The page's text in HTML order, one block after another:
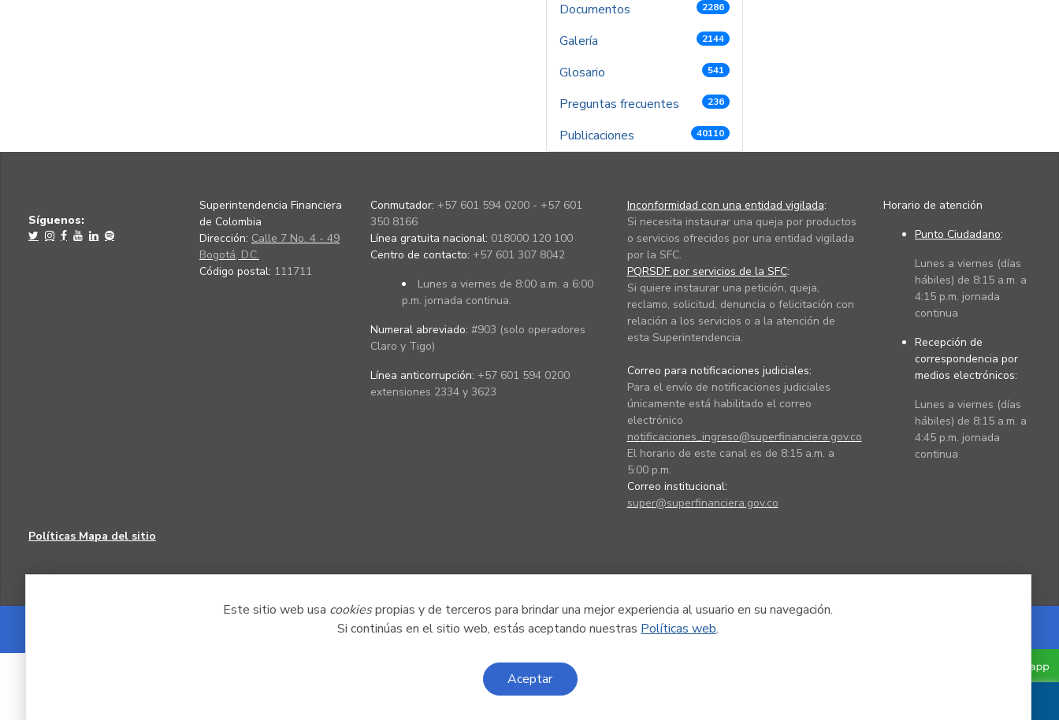
Este sitio web usa cookiespropias y de terceros para brindar una mejor experiencia al usuario en su navegación.
Si continúas en el sitio web, estás aceptando nuestras Políticas web.
Aceptar
Documentos 2286
Galería 2144
Glosario 541
Preguntas frecuentes 236
Publicaciones 40110
Síguenos:
Superintendencia Financiera
de Colombia
Dirección: Calle 7 No. 4 - 49
Bogotá, D.C.
Código postal: 111711
Conmutador: +57 601 594 0200 - +57 601
350 8166
Línea gratuita nacional: 018000 120 100
Centro de contacto: +57 601 307 8042
Lunes a viernes de 8:00 a.m. a 6:00
p.m. jornada continua.
Numeral abreviado: #903 (solo operadores
Claro y Tigo)
Línea anticorrupción: +57 601 594 0200
extensiones 2334 y 3623
Inconformidad con una entidad vigilada:
Si necesita instaurar una queja por productos
o servicios ofrecidos por una entidad vigilada
por la SFC.
PQRSDF por servicios de la SFC:
Si quiere instaurar una petición, queja,
reclamo, solicitud, denuncia o felicitación con
relación a los servicios o a la atención de
esta Superintendencia.
Correo para notificaciones judiciales:
Para el envío de notificaciones judiciales
únicamente está habilitado el correo
electrónico
notificaciones_ingreso@superfinanciera.gov.co
El horario de este canal es de 8:15 a.m. a
5:00 p.m.
Correo institucional:
super@superfinanciera.gov.co
Horario de atención
Punto Ciudadano:
Lunes a viernes (días
hábiles) de 8:15 a.m. a
4:15 p.m. jornada
continua
Recepción de
correspondencia por
medios electrónicos:
Lunes a viernes (días
hábiles) de 8:15 a.m. a
4:45 p.m. jornada
continua
Políticas Mapa del sitio
Powered by Nexura